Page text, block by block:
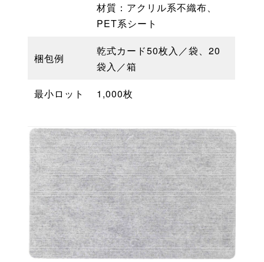
材質：アクリル系不織布、
PET系シート
梱包例
乾式カード50枚入／袋、20
袋入／箱
最小ロット
1,000枚